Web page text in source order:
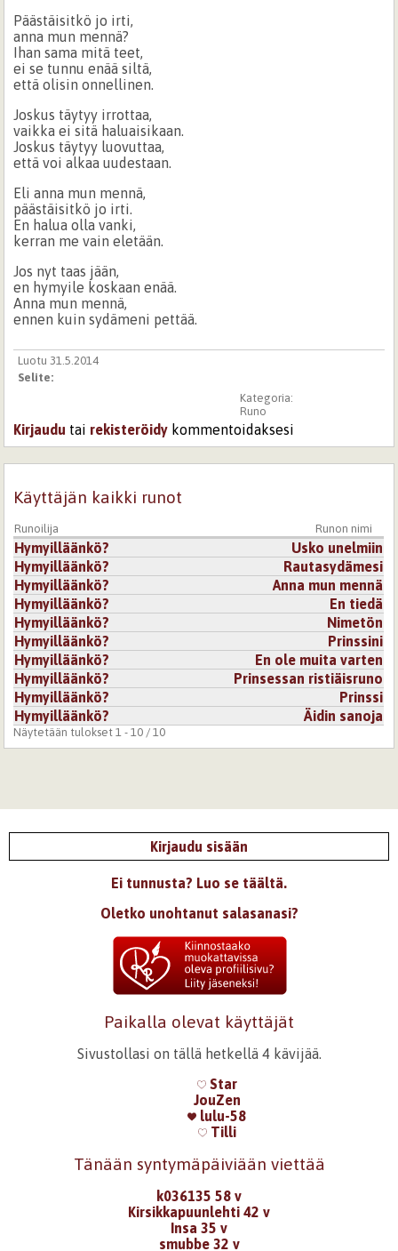
Päästäisitkö jo irti,
anna mun mennä?
Ihan sama mitä teet,
ei se tunnu enää siltä,
että olisin onnellinen.
Joskus täytyy irrottaa,
vaikka ei sitä haluaisikaan.
Joskus täytyy luovuttaa,
että voi alkaa uudestaan.
Eli anna mun mennä,
päästäisitkö jo irti.
En halua olla vanki,
kerran me vain eletään.
Jos nyt taas jään,
en hymyile koskaan enää.
Anna mun mennä,
ennen kuin sydämeni pettää.
Luotu 31.5.2014
Selite:
Kategoria:
Runo
Kirjaudu tai rekisteröidy kommentoidaksesi
Käyttäjän kaikki runot
Runoilija Runon nimi
Hymyilläänkö?
Usko unelmiin
Hymyilläänkö?
Rautasydämesi
Hymyilläänkö?
Anna mun mennä
Hymyilläänkö?
En tiedä
Hymyilläänkö?
Nimetön
Hymyilläänkö?
Prinssini
Hymyilläänkö?
En ole muita varten
Hymyilläänkö?
Prinsessan ristiäisruno
Hymyilläänkö?
Prinssi
Hymyilläänkö?
Äidin sanoja
Näytetään tulokset 1 - 10 / 10
Kirjaudu sisään
Ei tunnusta? Luo se täältä.
Oletko unohtanut salasanasi?
Paikalla olevat käyttäjät
Sivustollasi on tällä hetkellä 4 kävijää.
Star
JouZen
lulu-58
Tilli
Tänään syntymäpäiviään viettää
k036135 58 v
Kirsikkapuunlehti 42 v
Insa 35 v
smubbe 32 v